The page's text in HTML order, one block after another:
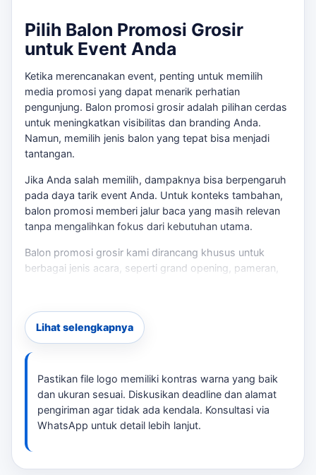
Pilih Balon Promosi Grosir
untuk Event Anda
Ketika merencanakan event, penting untuk memilih
media promosi yang dapat menarik perhatian
pengunjung. Balon promosi grosir adalah pilihan cerdas
untuk meningkatkan visibilitas dan branding Anda.
Namun, memilih jenis balon yang tepat bisa menjadi
tantangan.
Jika Anda salah memilih, dampaknya bisa berpengaruh
pada daya tarik event Anda. Untuk konteks tambahan,
balon promosi memberi jalur baca yang masih relevan
tanpa mengalihkan fokus dari kebutuhan utama.
Balon promosi grosir kami dirancang khusus untuk
berbagai jenis acara, seperti grand opening, pameran,
brand Anda dengan jelas. Kami memahami bahwa
setiap event memiliki kebutuhan unik, oleh karena itu
tersedia berbagai pilihan ukuran dan desain. Sebagai
pembanding internal,
melihat opsi layanan lain sebelum finalisasi kebutuhan.
Kenapa Memilih Balon Promosi Grosir?
Dengan harga mulai dari Rp2.500.000, Anda
mendapatkan produk berkualitas dengan waktu
Lihat selengkapnya
Pastikan file logo memiliki kontras warna yang baik
dan ukuran sesuai. Diskusikan deadline dan alamat
pengiriman agar tidak ada kendala. Konsultasi via
WhatsApp untuk detail lebih lanjut.